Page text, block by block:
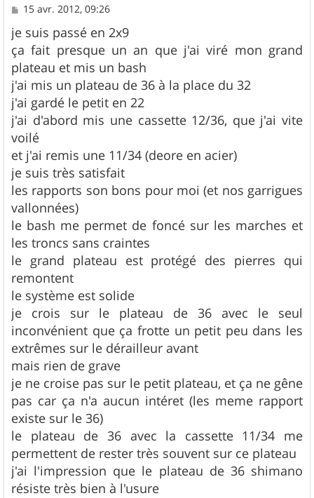
M
s
s
a
g
e
15 avr. 2012, 09:26
je suis passé en 2x9
ça fait presque un an que j'ai viré mon grand
plateau et mis un bash
j'ai mis un plateau de 36 à la place du 32
j'ai gardé le petit en 22
j'ai d'abord mis une cassette 12/36, que j'ai vite
voilé
et j'ai remis une 11/34 (deore en acier)
je suis très satisfait
les rapports son bons pour moi (et nos garrigues
vallonnées)
le bash me permet de foncé sur les marches et
les troncs sans craintes
le grand plateau est protégé des pierres qui
remontent
le système est solide
je crois sur le plateau de 36 avec le seul
inconvénient que ça frotte un petit peu dans les
extrêmes sur le dérailleur avant
mais rien de grave
je ne croise pas sur le petit plateau, et ça ne gêne
pas car ça n'a aucun intéret (les meme rapport
existe sur le 36)
le plateau de 36 avec la cassette 11/34 me
permettent de rester très souvent sur ce plateau
j'ai l'impression que le plateau de 36 shimano
résiste très bien à l'usure